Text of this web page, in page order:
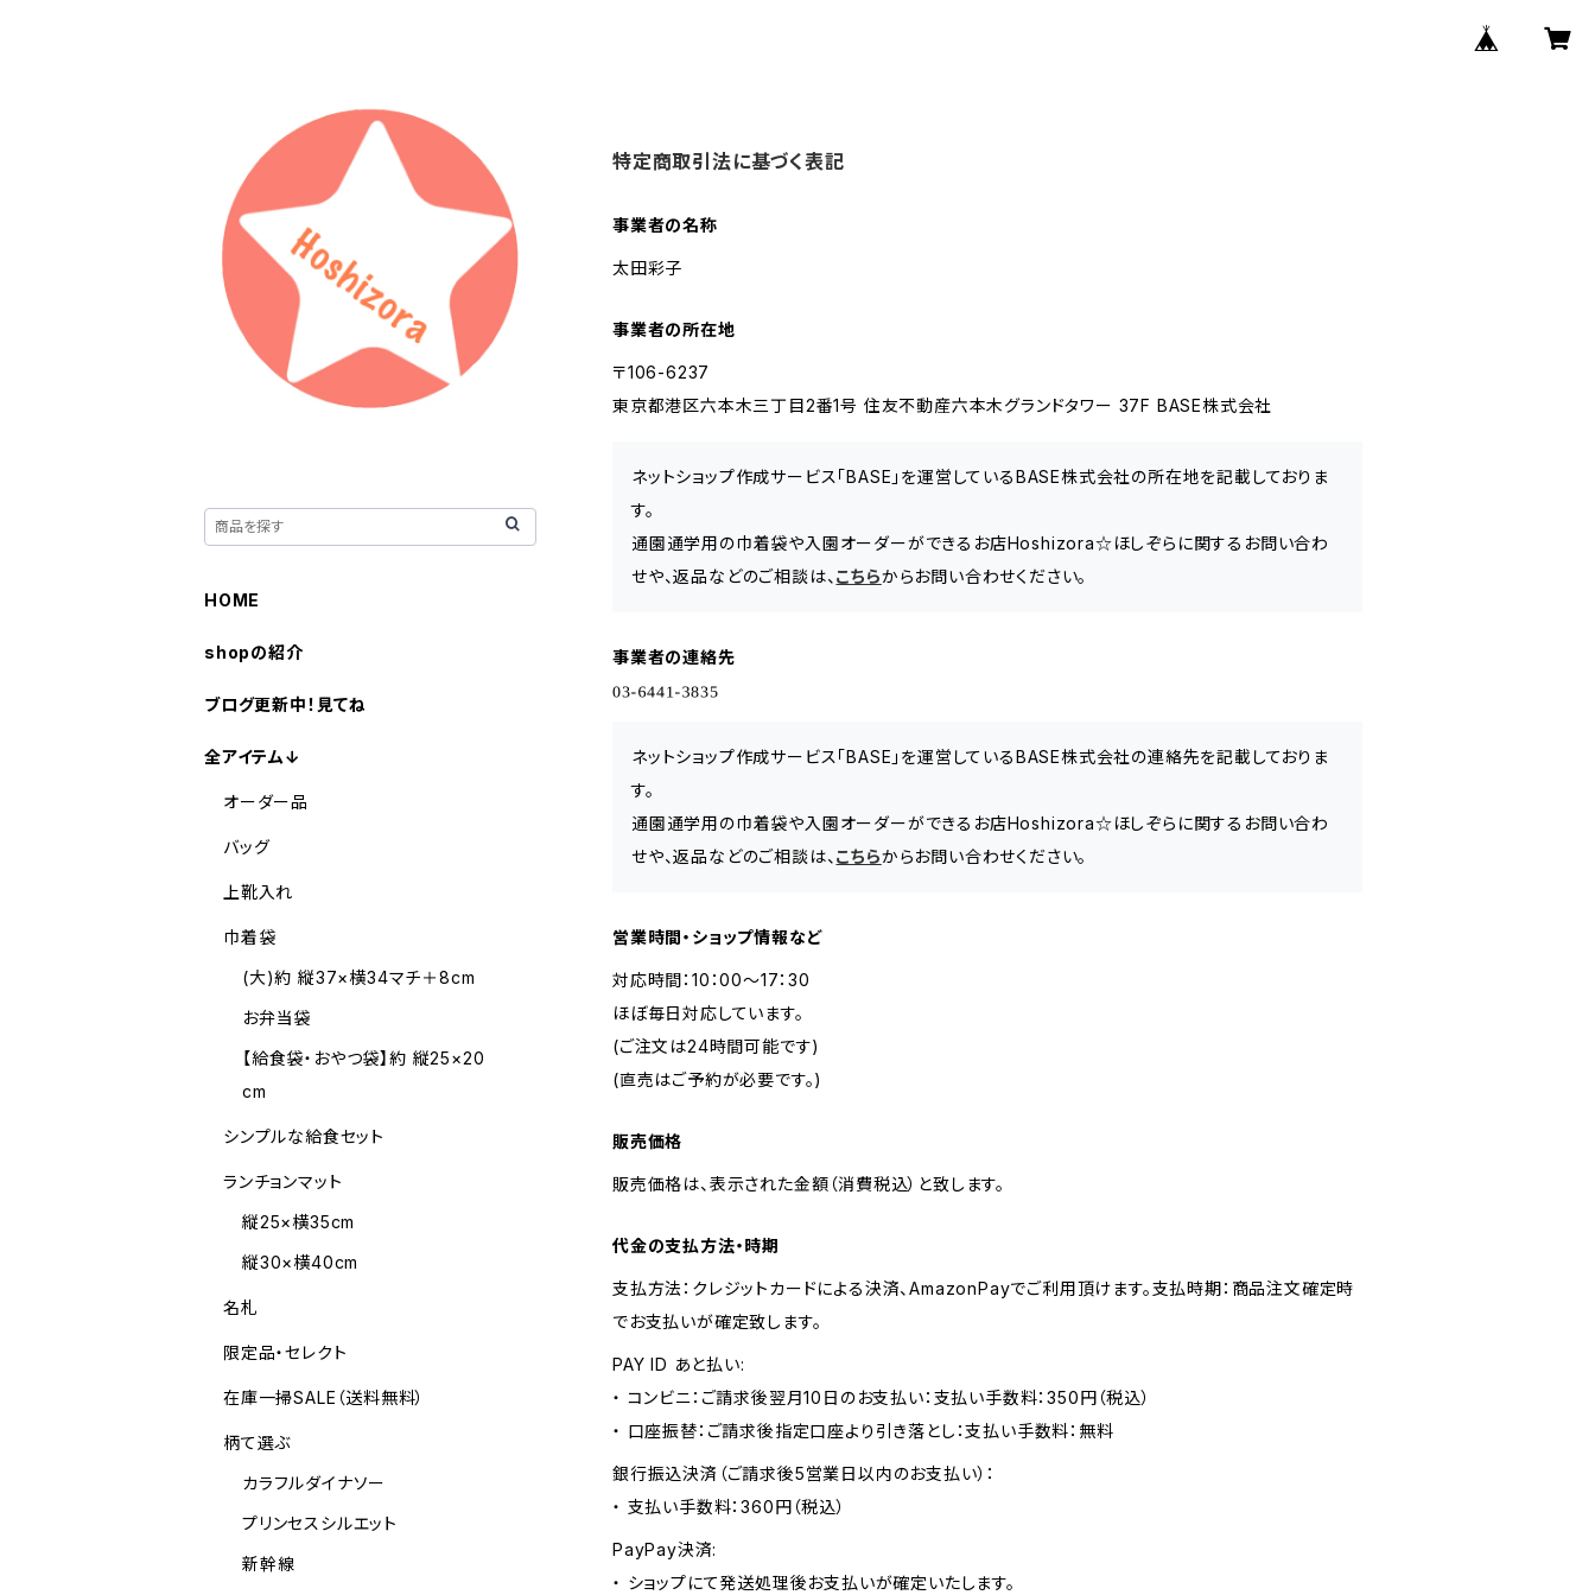
特定商取引法に基づく表記
事業者の名称
太田彩子
事業者の所在地
〒106-6237
東京都港区六本木三丁目2番1号 住友不動産六本木グランドタワー 37F BASE株式会社
ネットショップ作成サービス「BASE」を運営しているBASE株式会社の所在地を記載しておりま
す。
通園通学用の巾着袋や入園オーダーができるお店Hoshizora☆ほしぞらに関するお問い合わ
せや、返品などのご相談は、 こちらからお問い合わせください。
事業者の連絡先
ネットショップ作成サービス「BASE」を運営しているBASE株式会社の連絡先を記載しておりま
す。
通園通学用の巾着袋や入園オーダーができるお店Hoshizora☆ほしぞらに関するお問い合わ
せや、返品などのご相談は、 こちらからお問い合わせください。
営業時間・ショップ情報など
対応時間：10：00～17：30
ほぼ毎日対応しています。
(ご注文は24時間可能です)
(直売はご予約が必要です。)
販売価格
販売価格は、表示された金額（消費税込）と致します。
代金の支払方法・時期
支払方法：クレジットカードによる決済、AmazonPayでご利用頂けます。支払時期：商品注文確定時
でお支払いが確定致します。
PAY ID あと払い:
・ コンビニ：ご請求後翌月10日のお支払い：支払い手数料：350円（税込）
・ 口座振替：ご請求後指定口座より引き落とし：支払い手数料：無料
銀行振込決済（ご請求後5営業日以内のお支払い）：
・ 支払い手数料：360円（税込）
PayPay決済:
・ ショップにて発送処理後お支払いが確定いたします。
HOME
shopの紹介
ブログ更新中！見てね
全アイテム↓
オーダー品
バッグ
上靴入れ
巾着袋
(大)約 縦37×横34マチ＋8cm
お弁当袋
【給食袋・おやつ袋】約 縦25×20
cm
シンプルな給食セット
ランチョンマット
縦25×横35cm
縦30×横40cm
名札
限定品・セレクト
在庫一掃SALE（送料無料）
柄て選ぶ
カラフルダイナソー
プリンセスシルエット
新幹線